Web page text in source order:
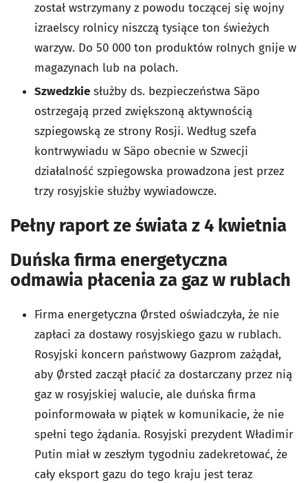
został wstrzymany z powodu toczącej się wojny
izraelscy rolnicy niszczą tysiące ton świeżych
warzyw. Do 50 000 ton produktów rolnych gnije w
magazynach lub na polach.
Szwedzkie służby ds. bezpieczeństwa Säpo
ostrzegają przed zwiększoną aktywnością
szpiegowską ze strony Rosji. Według szefa
kontrwywiadu w Säpo obecnie w Szwecji
działalność szpiegowska prowadzona jest przez
trzy rosyjskie służby wywiadowcze.
Pełny raport ze świata z 4 kwietnia
Duńska firma energetyczna
odmawia płacenia za gaz w rublach
Firma energetyczna Ørsted oświadczyła, że ​​nie
zapłaci za dostawy rosyjskiego gazu w rublach.
Rosyjski koncern państwowy Gazprom zażądał,
aby Ørsted zaczął płacić za dostarczany przez nią
gaz w rosyjskiej walucie, ale duńska firma
poinformowała w piątek w komunikacie, że nie
spełni tego żądania. Rosyjski prezydent Władimir
Putin miał w zeszłym tygodniu zadekretować, że
cały eksport gazu do tego kraju jest teraz